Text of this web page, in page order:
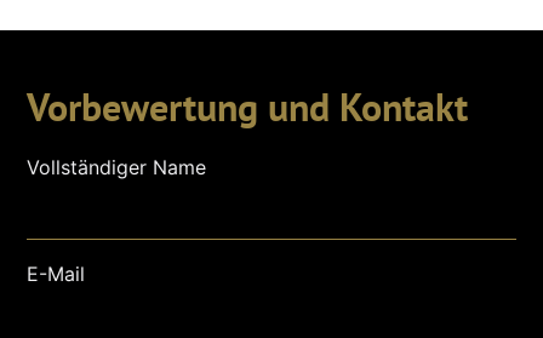
Vorbewertung und Kontakt
Vollständiger Name
E-Mail